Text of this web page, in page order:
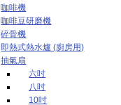
咖啡機
咖啡豆研磨機
碎骨機
即熱式熱水爐 (廚房用)
抽氣扇
六吋
八吋
10吋